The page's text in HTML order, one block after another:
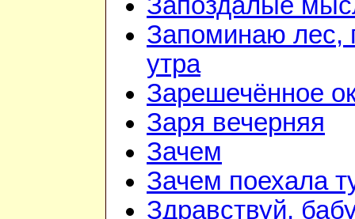
Запоздалые
Запоминаю лес,
утра
Зарешечённое
Заря вечерняя
Зачем
Зачем поехала
Здравствуй,